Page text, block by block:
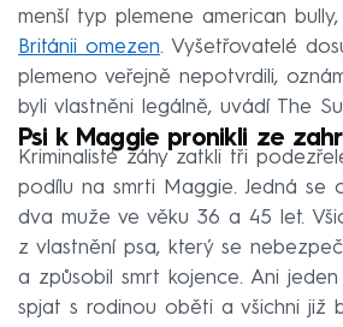
menší typ plemene american bully,
Británii omezen. Vyšetřovatelé
plemeno veřejně nepotvrdili,
byli vlastněni legálně, uvádí The
Psi k Maggie pronikli ze
Kriminalisté záhy zatkli tři
podílu na smrti Maggie. Jedná se
dva muže ve věku 36 a 45 let.
z vlastnění psa, který se
a způsobil smrt kojence. Ani
spjat s rodinou oběti a všichni již